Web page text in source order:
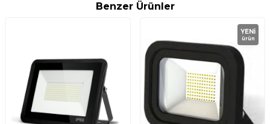
Benzer Ürünler
YENI
ürün